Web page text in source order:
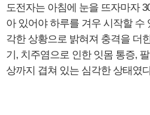
도전자는 아침에 눈을 뜨자마자
아 있어야 하루를 겨우 시작할 수
각한 상황으로 밝혀져 충격을 더
기, 치주염으로 인한 잇몸 통증,
상까지 겹쳐 있는 심각한 상태였